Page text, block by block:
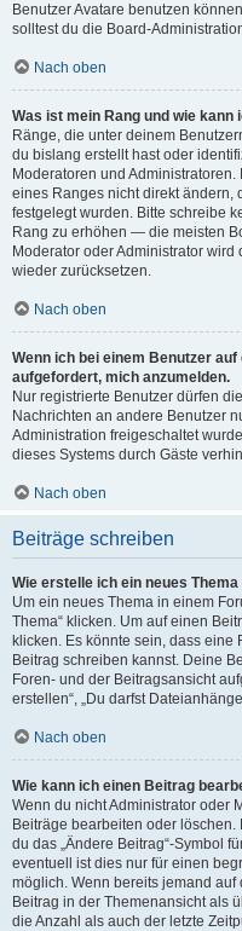
Benutzer Avatare benutzen
solltest du die Board-
Nach oben
Was ist mein Rang und wie kann
Ränge, die unter deinem
du bislang erstellt hast oder
Moderatoren und
eines Ranges nicht direkt ändern,
festgelegt wurden. Bitte schreibe
Rang zu erhöhen — die meisten
Moderator oder Administrator
wieder zurücksetzen.
Nach oben
Wenn ich bei einem Benutzer
aufgefordert, mich anzumelden.
Nur registrierte Benutzer dürfen
Nachrichten an andere Benutzer
Administration freigeschaltet
dieses Systems durch Gäste
Nach oben
Beiträge schreiben
Wie erstelle ich ein neues
Um ein neues Thema in einem
Thema“ klicken. Um auf einen
klicken. Es könnte sein, dass
Beitrag schreiben kannst. Deine
Foren- und der Beitragsansicht
erstellen“, „Du darfst
Nach oben
Wie kann ich einen Beitrag
Wenn du nicht Administrator oder
Beiträge bearbeiten oder
du das „Ändere Beitrag“-Symbol
eventuell ist dies nur für einen
möglich. Wenn bereits jemand
Beitrag in der Themenansicht als
die Anzahl als auch der letzte